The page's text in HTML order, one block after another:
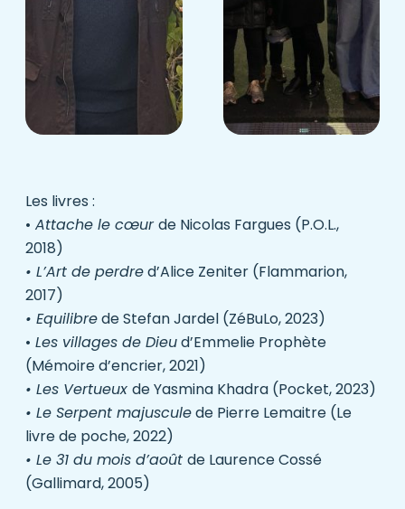
Les livres :
• Attache le cœurde Nicolas Fargues (P.O.L.,
2018)
• L’Art de perdred’Alice Zeniter (Flammarion,
2017)
• Equilibrede Stefan Jardel (ZéBuLo, 2023)
• Les villages de Dieud’Emmelie Prophète
(Mémoire d’encrier, 2021)
• Les Vertueux de Yasmina Khadra (Pocket, 2023)
• Le Serpent majusculede Pierre Lemaitre (Le
livre de poche, 2022)
• Le 31 du mois d’août de Laurence Cossé
(Gallimard, 2005)